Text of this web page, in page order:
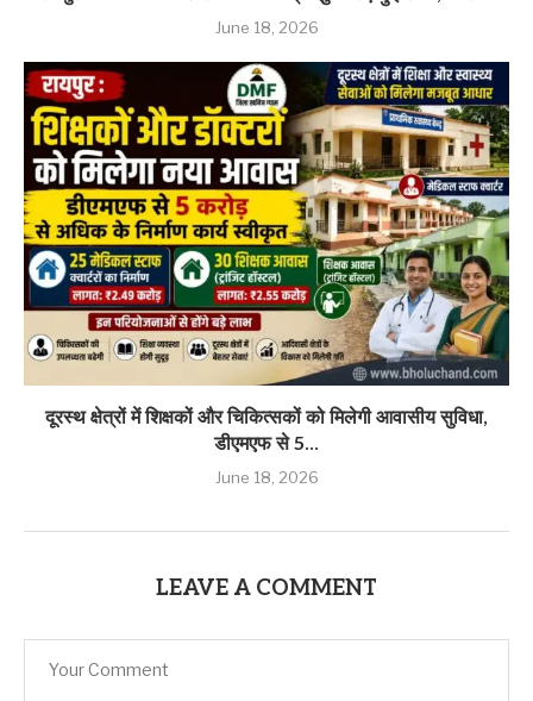
June 18, 2026
दूरस्थ क्षेत्रों में शिक्षकों और चिकित्सकों को मिलेगी आवासीय सुविधा,
डीएमएफ से 5...
June 18, 2026
LEAVE A COMMENT